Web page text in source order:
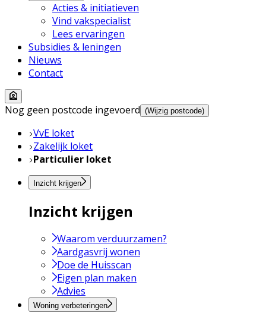
Acties & initiatieven
Vind vakspecialist
Lees ervaringen
Subsidies & leningen
Nieuws
Contact
Nog geen postcode ingevoerd (Wijzig postcode)
VvE loket
Zakelijk loket
Particulier loket
Inzicht krijgen
Inzicht krijgen
Waarom verduurzamen?
Aardgasvrij wonen
Doe de Huisscan
Eigen plan maken
Advies
Woning verbeteringen